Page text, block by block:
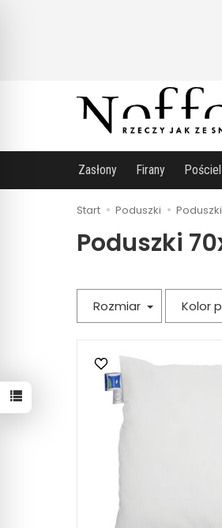
Zasłony Firany Pościel
Start Poduszki
Poduszki
Rozmiar
Kolor